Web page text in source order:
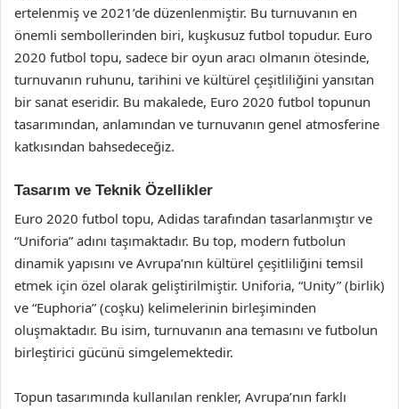
ertelenmiş ve 2021’de düzenlenmiştir. Bu turnuvanın en
önemli sembollerinden biri, kuşkusuz futbol topudur. Euro
2020 futbol topu, sadece bir oyun aracı olmanın ötesinde,
turnuvanın ruhunu, tarihini ve kültürel çeşitliliğini yansıtan
bir sanat eseridir. Bu makalede, Euro 2020 futbol topunun
tasarımından, anlamından ve turnuvanın genel atmosferine
katkısından bahsedeceğiz.
Tasarım ve Teknik Özellikler
Euro 2020 futbol topu, Adidas tarafından tasarlanmıştır ve
“Uniforia” adını taşımaktadır. Bu top, modern futbolun
dinamik yapısını ve Avrupa’nın kültürel çeşitliliğini temsil
etmek için özel olarak geliştirilmiştir. Uniforia, “Unity” (birlik)
ve “Euphoria” (coşku) kelimelerinin birleşiminden
oluşmaktadır. Bu isim, turnuvanın ana temasını ve futbolun
birleştirici gücünü simgelemektedir.
Topun tasarımında kullanılan renkler, Avrupa’nın farklı